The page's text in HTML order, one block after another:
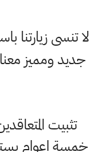
لا تنسى
جديد ومميز
تثبيت
خمسة اعوام